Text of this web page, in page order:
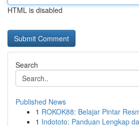
HTML is disabled
Search
Published News
1 ROKOK88: Belajar Pintar
1 Indototo: Panduan Lengkap